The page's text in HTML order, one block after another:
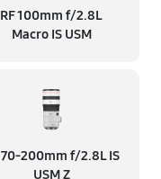
RF 100mm f/2.8L
Macro IS USM
70‑200mm f/2.8L IS
USM Z